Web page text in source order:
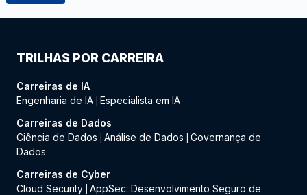
TRILHAS POR CARREIRA
Carreiras de IA
Engenharia de IA Especialista em IA
Carreiras de Dados
Ciência de Dados
Análise de Dados
Governança de
Dados
Carreiras de Cyber
Cloud Security AppSec: Desenvolvimento Seguro de